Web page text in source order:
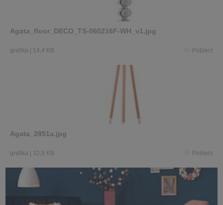
Agata_floor_DECO_TS-060216F-WH_v1.jpg
grafika | 14,4 KB Pobierz
Agata_2851a.jpg
grafika | 32,9 KB Pobierz